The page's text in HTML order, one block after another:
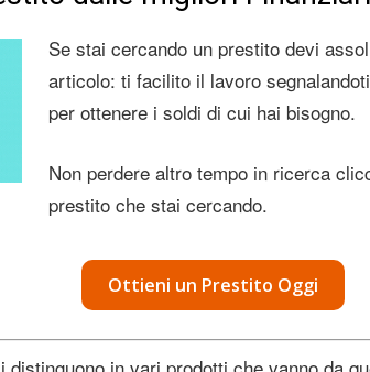
Se stai cercando un prestito devi
articolo: ti facilito il lavoro
per ottenere i soldi di cui hai bisogno.
Non perdere altro tempo in ricerca
prestito che stai cercando.
Ottieni un Prestito Oggi
distinguono in vari prodotti che vanno da